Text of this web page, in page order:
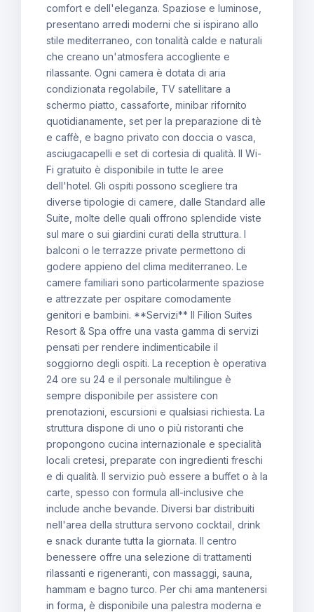
comfort e dell'eleganza. Spaziose e luminose,
presentano arredi moderni che si ispirano allo
stile mediterraneo, con tonalità calde e naturali
che creano un'atmosfera accogliente e
rilassante. Ogni camera è dotata di aria
condizionata regolabile, TV satellitare a
schermo piatto, cassaforte, minibar rifornito
quotidianamente, set per la preparazione di tè
e caffè, e bagno privato con doccia o vasca,
asciugacapelli e set di cortesia di qualità. Il Wi-
Fi gratuito è disponibile in tutte le aree
dell'hotel. Gli ospiti possono scegliere tra
diverse tipologie di camere, dalle Standard alle
Suite, molte delle quali offrono splendide viste
sul mare o sui giardini curati della struttura. I
balconi o le terrazze private permettono di
godere appieno del clima mediterraneo. Le
camere familiari sono particolarmente spaziose
e attrezzate per ospitare comodamente
genitori e bambini. **Servizi** Il Filion Suites
Resort & Spa offre una vasta gamma di servizi
pensati per rendere indimenticabile il
soggiorno degli ospiti. La reception è operativa
24 ore su 24 e il personale multilingue è
sempre disponibile per assistere con
prenotazioni, escursioni e qualsiasi richiesta. La
struttura dispone di uno o più ristoranti che
propongono cucina internazionale e specialità
locali cretesi, preparate con ingredienti freschi
e di qualità. Il servizio può essere a buffet o à la
carte, spesso con formula all-inclusive che
include anche bevande. Diversi bar distribuiti
nell'area della struttura servono cocktail, drink
e snack durante tutta la giornata. Il centro
benessere offre una selezione di trattamenti
rilassanti e rigeneranti, con massaggi, sauna,
hammam e bagno turco. Per chi ama mantenersi
in forma, è disponibile una palestra moderna e